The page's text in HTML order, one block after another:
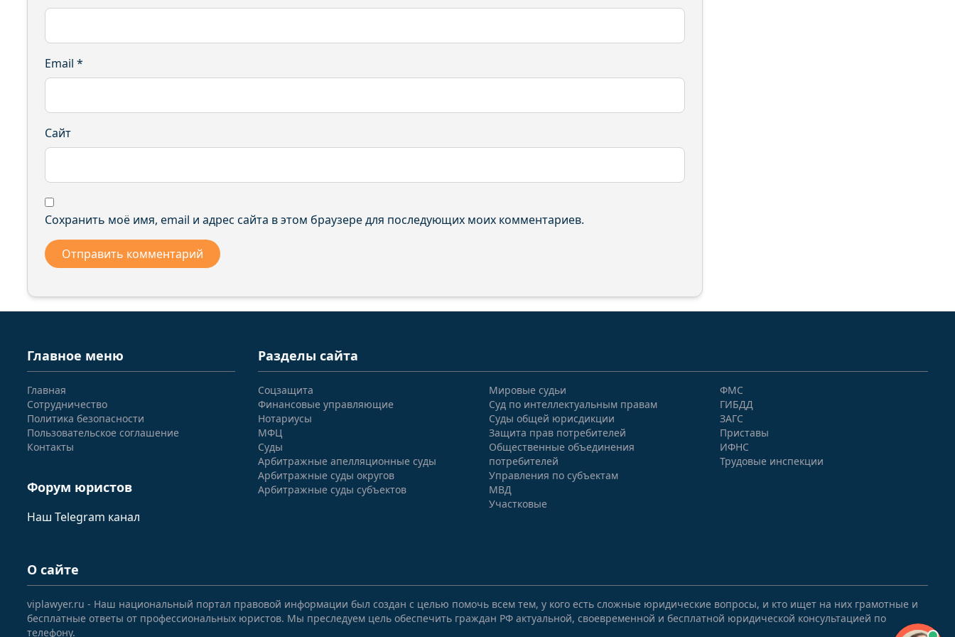
Email *
Сайт
Сохранить моё имя, email и адрес сайта в этом браузере для последующих моих комментариев.
Главное меню
Главная
Сотрудничество
Политика безопасности
Пользовательское соглашение
Контакты
Форум юристов
Наш Telegram канал
Разделы сайта
Соцзащита
Финансовые управляющие
Нотариусы
МФЦ
Суды
Арбитражные апелляционные суды
Арбитражные суды округов
Арбитражные суды субъектов
Мировые судьи
Суд по интеллектуальным правам
Суды общей юрисдикции
Защита прав потребителей
Общественные объединения
потребителей
Управления по субъектам
МВД
Участковые
ФМС
ГИБДД
ЗАГС
Приставы
ИФНС
Трудовые инспекции
О сайте
viplawyer.ru - Наш национальный портал правовой информации был создан с целью помочь всем тем, у кого есть сложные юридические вопросы, и кто ищет на них грамотные и
бесплатные ответы от профессиональных юристов. Мы преследуем цель обеспечить граждан РФ актуальной, своевременной и бесплатной юридической консультацией по
телефону.